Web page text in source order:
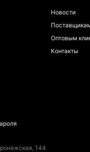
Новости
Оптовым
Контакты
144